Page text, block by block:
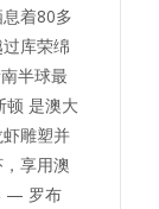
着80多
库荣绵
半球最
顿 是澳大
雕塑并
享用澳
— 罗布